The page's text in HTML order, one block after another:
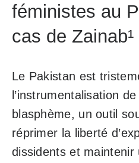
féministes au
cas de Zainab¹
Le Pakistan est
l’instrumentalisation
blasphème, un outil
réprimer la liberté
dissidents et maintenir